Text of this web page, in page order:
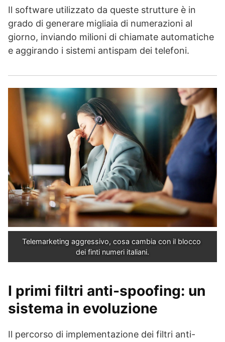
Il software utilizzato da queste strutture è in
grado di generare migliaia di numerazioni al
giorno, inviando milioni di chiamate automatiche
e aggirando i sistemi antispam dei telefoni.
Telemarketing aggressivo, cosa cambia con il blocco
dei finti numeri italiani.
I primi filtri anti-spoofing: un
sistema in evoluzione
Il percorso di implementazione dei filtri anti-